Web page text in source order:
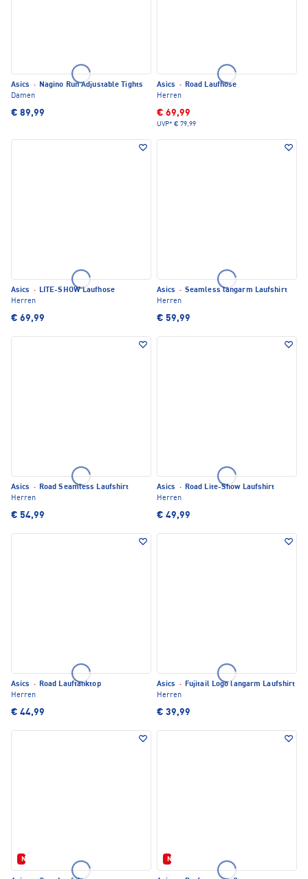
Asics · Nagino Run Adjustable Tights
Damen
€ 89,99
Asics · Road Laufhose
Herren
€ 69,99
UVP* € 79,99
Asics · LITE-SHOW Laufhose
Herren
€ 69,99
Asics · Seamless langarm Laufshirt
Herren
€ 59,99
Asics · Road Seamless Laufshirt
Herren
€ 54,99
Asics · Road Lite-Show Laufshirt
Herren
€ 49,99
Asics · Road Lauftanktop
Herren
€ 44,99
Asics · Fujitail Logo langarm Laufshirt
Herren
€ 39,99
Neu Neu